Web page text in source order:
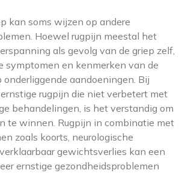
kan soms wijzen op andere
Hoewel rugpijn meestal het
als gevolg van de griep zelf,
symptomen en kenmerken van de
onderliggende aandoeningen. Bij
rugpijn die niet verbetert met
behandelingen, is het verstandig om
te winnen. Rugpijn in combinatie met
zoals koorts, neurologische
gewichtsverlies kan een
ernstige gezondheidsproblemen